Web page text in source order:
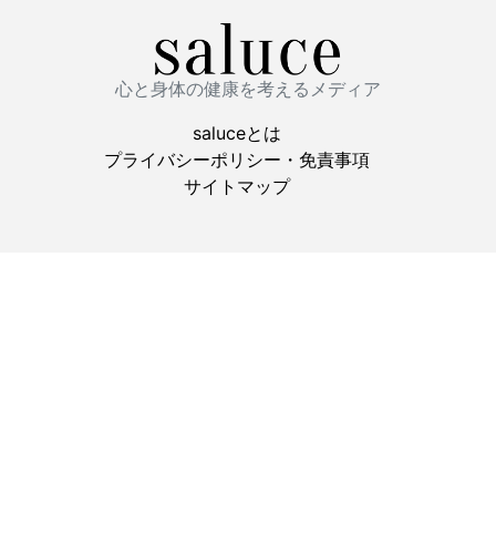
心と身体の健康を考えるメディア
saluceとは
プライバシーポリシー・免責事項
サイトマップ